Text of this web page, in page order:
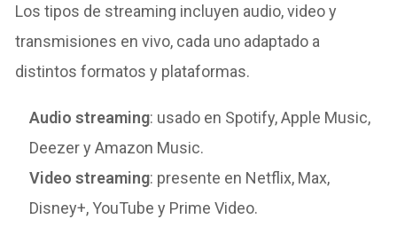
Los tipos de streaming incluyen audio, video y
transmisiones en vivo, cada uno adaptado a
distintos formatos y plataformas.
Audio streaming: usado en Spotify, Apple Music,
Deezer y Amazon Music.
Video streaming: presente en Netflix, Max,
Disney+, YouTube y Prime Video.